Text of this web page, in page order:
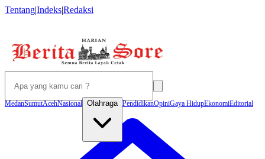
Tentang|Indeks|Redaksi
MedanSumutAcehNasional Olahraga PendidikanOpiniGaya HidupEkonomiEditorial